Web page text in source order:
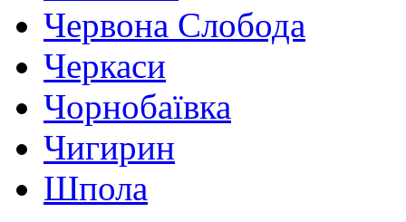
Червона Слобода
Черкаси
Чорнобаївка
Чигирин
Шпола